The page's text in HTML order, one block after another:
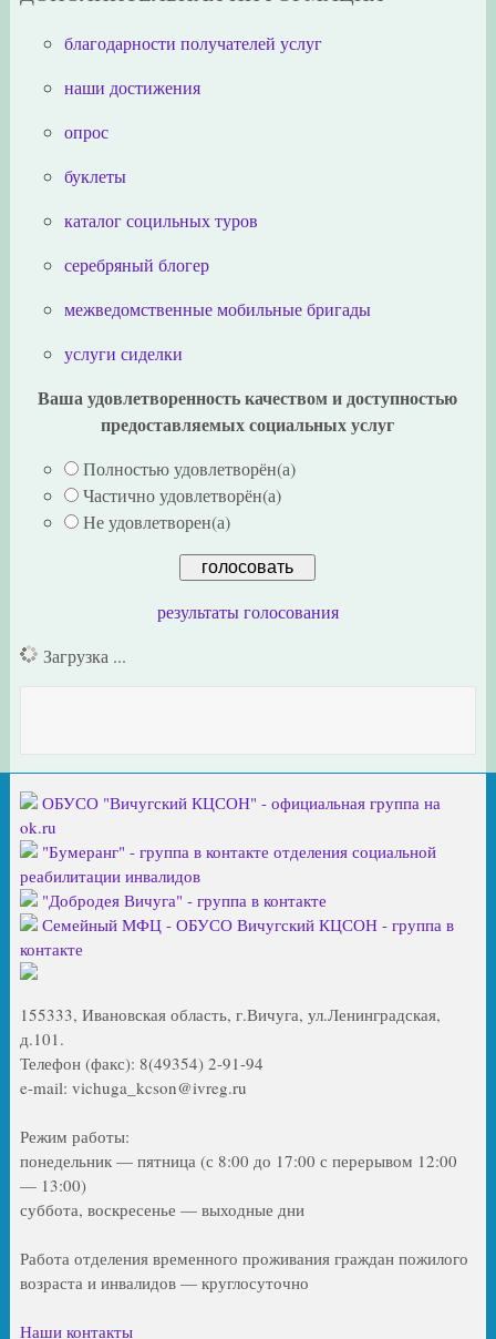
благодарности получателей услуг
наши достижения
опрос
буклеты
каталог социльных туров
серебряный блогер
межведомственные мобильные бригады
услуги сиделки
Ваша удовлетворенность качеством и доступностью
предоставляемых социальных услуг
Полностью удовлетворён(а)
Частично удовлетворён(а)
Не удовлетворен(а)
результаты голосования
Загрузка ...
ОБУСО "Вичугский КЦСОН" - официальная группа на
ok.ru
"Бумеранг" - группа в контакте отделения социальной
реабилитации инвалидов
"Добродея Вичуга" - группа в контакте
Семейный МФЦ - ОБУСО Вичугский КЦСОН - группа в
контакте
155333, Ивановская область, г.Вичуга, ул.Ленинградская,
д.101.
Телефон (факс): 8(49354) 2-91-94
e-mail: vichuga_kcson@ivreg.ru
Режим работы:
понедельник — пятница (с 8:00 до 17:00 с перерывом 12:00
— 13:00)
суббота, воскресенье — выходные дни
Работа отделения временного проживания граждан пожилого
возраста и инвалидов — круглосуточно
Наши контакты